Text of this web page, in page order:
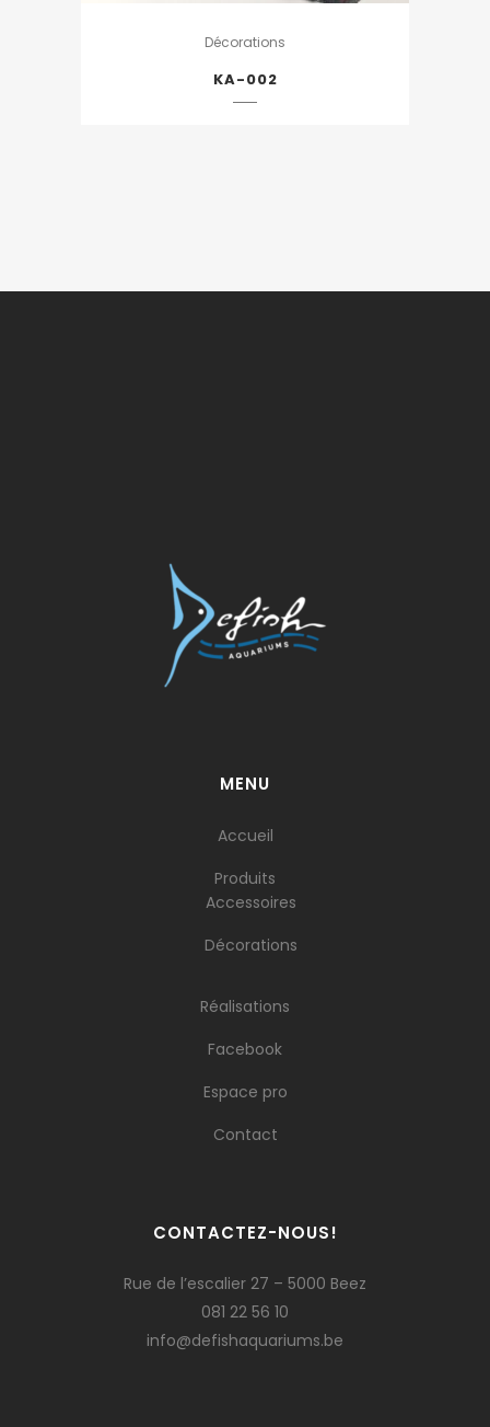
Décorations
KA-002
MENU
Accueil
Produits
Accessoires
Décorations
Réalisations
Facebook
Espace pro
Contact
CONTACTEZ-NOUS!
Rue de l’escalier 27 – 5000 Beez
081 22 56 10
info@defishaquariums.be